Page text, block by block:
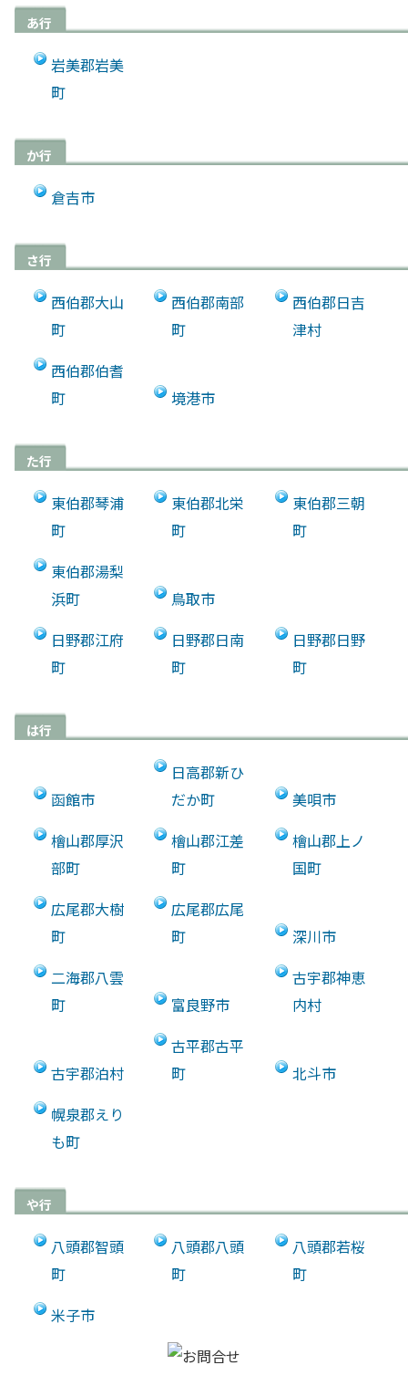
あ行
岩美郡岩美
町
か行
倉吉市
さ行
西伯郡大山
町
西伯郡南部
町
西伯郡日吉
津村
西伯郡伯耆
町
境港市
た行
東伯郡琴浦
町
東伯郡北栄
町
東伯郡三朝
町
東伯郡湯梨
浜町
鳥取市
日野郡江府
町
日野郡日南
町
日野郡日野
町
は行
函館市
日高郡新ひ
だか町
美唄市
檜山郡厚沢
部町
檜山郡江差
町
檜山郡上ノ
国町
広尾郡大樹
町
広尾郡広尾
町
深川市
二海郡八雲
町
富良野市
古宇郡神恵
内村
古宇郡泊村
古平郡古平
町
北斗市
幌泉郡えり
も町
や行
八頭郡智頭
町
八頭郡八頭
町
八頭郡若桜
町
米子市